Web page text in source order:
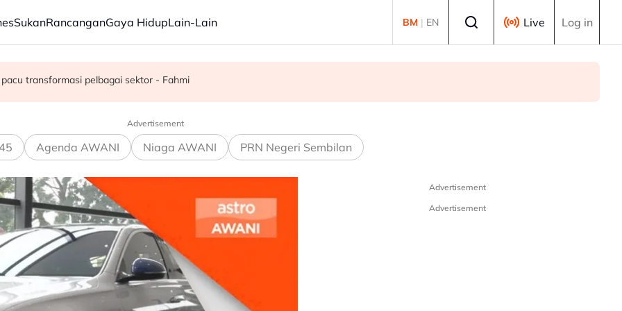
SukanRancanganGaya HidupLain-Lain BM | EN Live Log in
transformasi pelbagai sektor - Fahmi
semusim
Advertisement
Agenda AWANI Niaga AWANI PRN Negeri Sembilan
Advertisement
Advertisement